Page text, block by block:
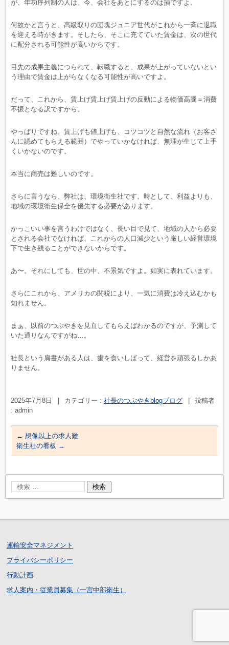
が、年功序列制の人は、今、会社をあとにするのは損ですよ。
何故かと言うと、高級取りの団塊ジュニア世代がこれから一斉に退職
を迎える時がきます。そしたら、そこに充てていた賃金は、次の世代
に配分される可能性が高いからです。
目先の成果主義につられて、転職すると、成果が上がっていないとい
う理由で賃金は上がらなくなる可能性が高いですよ。
だって、これから、賃上げ賃上げ賃上げの反動による物価高騰＝消費
不振となる訳ですから。
やっぱりですね。賃上げも値上げも、コツコツと自然な流れ（お客さ
んに認めてもらえる範囲）でやっていかなければ、無理が生じて上手
くいかないのです。
本当に商売は難しいのです。
さらに言うなら、弊社は、環境衛生社です。時として、利益よりも、
地域の環境衛生保全を優先する必要があります。
かっこいい事を言うわけではなく、長い目で見て、地域の人から必要
とされる会社でなければ、これからの人口減少という厳しい経営環境
下で生き残ることができないからです。
あ〜。それにしても、世の中、不景気ですよ。如実に表れています。
さらにこれから、アメリカの関税により、一気に消費は冷え込むかも
知れません。
まぁ、以前のつぶやきを見直してもらえばわかるのですが、予測して
いた通りなんですがね…。
社長という肩書がある人は、歯を食いしばって、経営を頑張るしかあ
りません。
2025年7月8日 カテゴリー : 社長のつぶやきblogブログ
投稿者
: admin
← 想像以上の求人難
衛生社の看板 →
運輸安全マネジメント
プライバシーポリシー
行動計画
求人案内・従業員募集（一宮中部衛生）